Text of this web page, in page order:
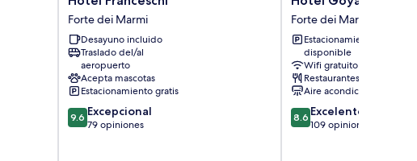
Franceschi
Forte
dei
Marmi
Forte dei Marmi
Desayuno incluido
Traslado del/al
aeropuerto
Acepta mascotas
Estacionamiento gratis
9.6
de
9.6 Excepcional
79 opiniones
Goya
Forte
dei
Marmi
Forte dei Marmi
Estacionamiento
disponible
Wifi gratuito
Restaurantes
Aire acondicionado
8.6
de
8.6 Excelente
109 opiniones